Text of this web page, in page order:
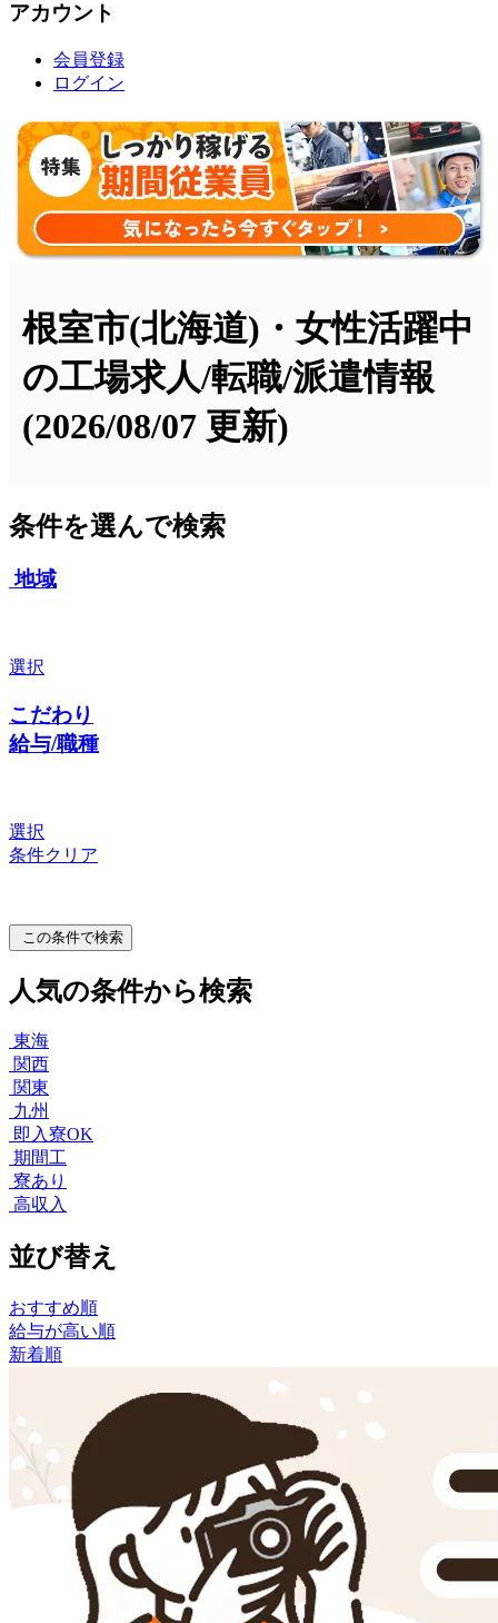
アカウント
会員登録
ログイン
根室市(北海道)・女性活躍中
の工場求人/転職/派遣情報
(2026/08/07 更新)
条件を選んで検索
地域
選択
こだわり
給与/職種
選択
条件クリア
この条件で検索
人気の条件から検索
東海
関西
関東
九州
即入寮OK
期間工
寮あり
高収入
並び替え
おすすめ順
給与が高い順
新着順